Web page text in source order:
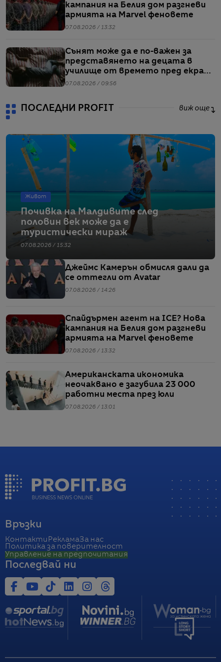
кампания на Белия дом разгневи
армията на Marvel феновете
07.08.2026 / 13:32
Сънят може да е по-важен за
представянето на децата в
училище от времето пред екран
или храненето, сочи проучване
07.08.2026 / 09:56
ПОСЛЕДНИ PROFIT виж още
Живот
Почивка на Малдивите след
половин век може да е
туристически мираж
07.08.2026 / 15:32
Джеймс Камерън обмисля дали да
се оттегли от Avatar
07.08.2026 / 14:26
Спайдърмен агент на ICE? Нова
кампания на Белия дом разгневи
армията на Marvel феновете
07.08.2026 / 13:32
Американската икономика
неочаквано е загубила 23 000
работни места през юли
07.08.2026 / 13:01
Връзки
Контакти РекламаЗа нас
Политика за поверителност
Управление на предпочитания
Последвай ни